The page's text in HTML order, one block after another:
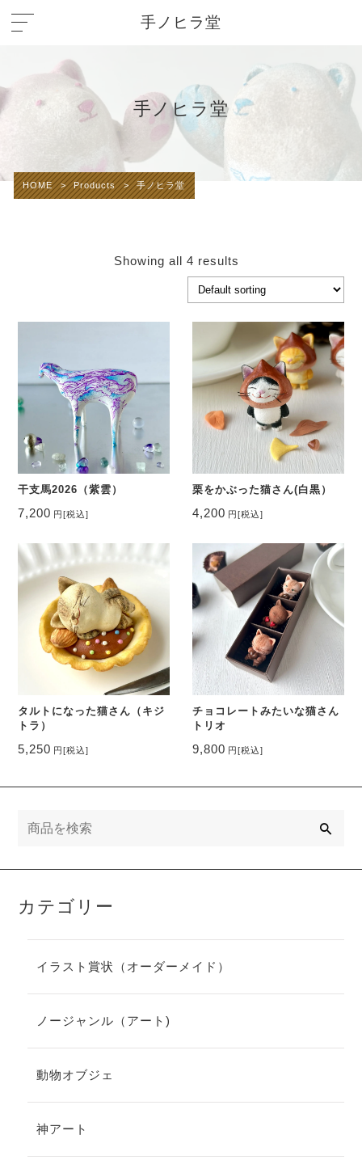
手ノヒラ堂
手ノヒラ堂
HOME > Products > 手ノヒラ堂
Showing all 4 results
干支馬2026（紫雲）
7,200 円[税込]
栗をかぶった猫さん(白黒）
4,200 円[税込]
タルトになった猫さん（キジ
トラ）
5,250 円[税込]
チョコレートみたいな猫さん
トリオ
9,800 円[税込]
カテゴリー
イラスト賞状（オーダーメイド）
ノージャンル（アート)
動物オブジェ
神アート